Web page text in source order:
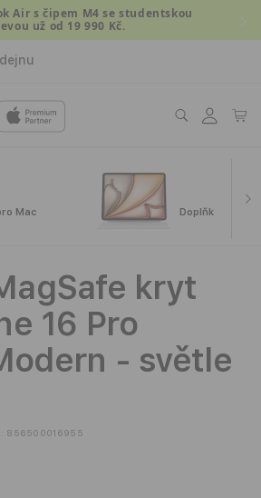
Air s čipem M4 se studentskou
už od 19 990 Kč.
Přihlásit
se
Košík
Mac Doplňky pro
kryt
16 Pro
- světle
856500016955